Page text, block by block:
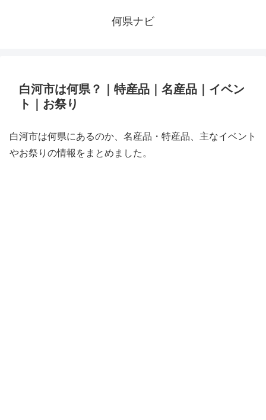
何県ナビ
白河市は何県？｜特産品｜名産品｜イベン
ト｜お祭り
白河市は何県にあるのか、名産品・特産品、主なイベント
やお祭りの情報をまとめました。